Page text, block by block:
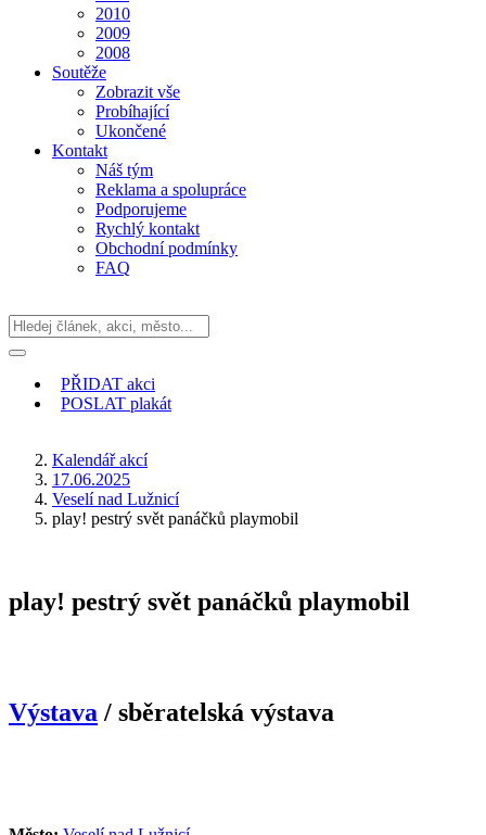
2010
2009
2008
Soutěže
Zobrazit vše
Probíhající
Ukončené
Kontakt
Náš tým
Reklama a spolupráce
Podporujeme
Rychlý kontakt
Obchodní podmínky
FAQ
PŘIDAT akci
POSLAT plakát
Kalendář akcí
17.06.2025
Veselí nad Lužnicí
play! pestrý svět panáčků playmobil
play! pestrý svět panáčků playmobil
Výstava / sběratelská výstava